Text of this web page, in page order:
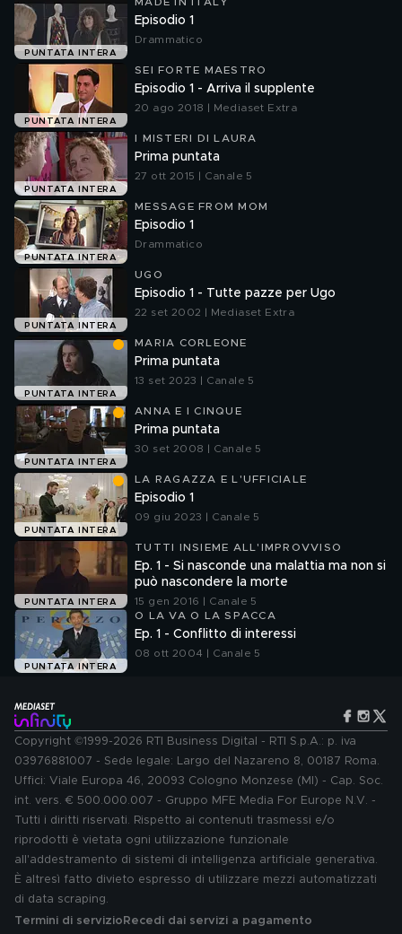
PUNTATA INTERA
Episodio 1
Drammatico
PUNTATA INTERA
SEI FORTE MAESTRO
Episodio 1 - Arriva il supplente
20 ago 2018 | Mediaset Extra
PUNTATA INTERA
I MISTERI DI LAURA
Prima puntata
27 ott 2015 | Canale 5
PUNTATA INTERA
MESSAGE FROM MOM
Episodio 1
Drammatico
PUNTATA INTERA
UGO
Episodio 1 - Tutte pazze per Ugo
22 set 2002 | Mediaset Extra
PUNTATA INTERA
MARIA CORLEONE
Prima puntata
13 set 2023 | Canale 5
PUNTATA INTERA
ANNA E I CINQUE
Prima puntata
30 set 2008 | Canale 5
PUNTATA INTERA
LA RAGAZZA E L'UFFICIALE
Episodio 1
09 giu 2023 | Canale 5
PUNTATA INTERA
TUTTI INSIEME ALL'IMPROVVISO
Ep. 1 - Si nasconde una malattia ma non si
può nascondere la morte
15 gen 2016 | Canale 5
PUNTATA INTERA
O LA VA O LA SPACCA
Ep. 1 - Conflitto di interessi
08 ott 2004 | Canale 5
Copyright ©1999-2026 RTI Business Digital - RTI S.p.A.: p. iva
03976881007 - Sede legale: Largo del Nazareno 8, 00187 Roma.
Uffici: Viale Europa 46, 20093 Cologno Monzese (MI) - Cap. Soc.
int. vers. € 500.000.007 - Gruppo MFE Media For Europe N.V. -
Tutti i diritti riservati. Rispetto ai contenuti trasmessi e/o
riprodotti è vietata ogni utilizzazione funzionale
all'addestramento di sistemi di intelligenza artificiale generativa.
È altresì fatto divieto espresso di utilizzare mezzi automatizzati
di data scraping.
Termini di servizio Recedi dai servizi a pagamento